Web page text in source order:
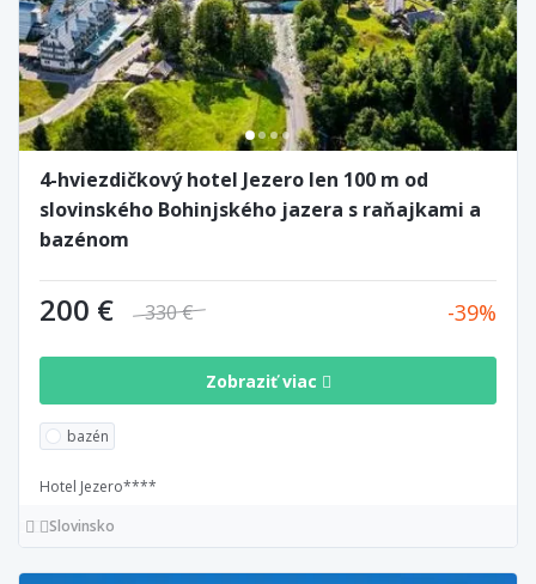
4-hviezdičkový hotel Jezero len 100 m od
slovinského Bohinjského jazera s raňajkami a
bazénom
200 € 330 € 39
Zobraziť viac
bazén
Hotel Jezero****
Slovinsko